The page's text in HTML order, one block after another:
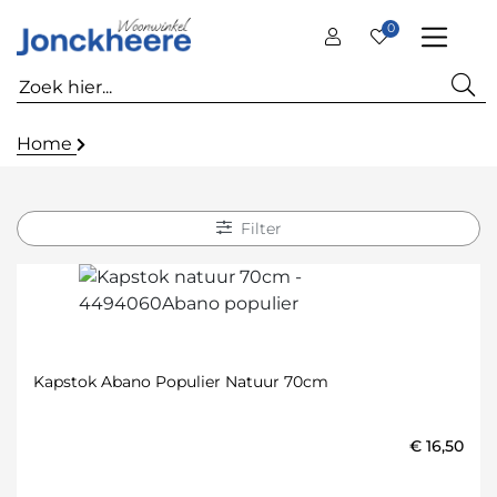
0
Home
Filter
Kapstok Abano Populier Natuur 70cm
€ 16,50